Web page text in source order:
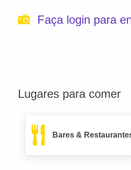
Faça login para
Lugares para comer
Bares &